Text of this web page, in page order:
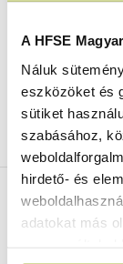
A HFSE
Náluk
eszközöket és
sütiket
szabásához,
hirdető- és
adatokat más
Ingyenes
Szállítás akár
Mindig a
Több mint